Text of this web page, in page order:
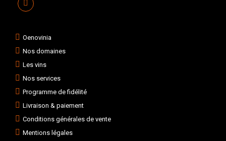
Oenovinia
Nos domaines
Les vins
Nos services
Programme de fidélité
Livraison & paiement
Conditions générales de vente
Mentions légales